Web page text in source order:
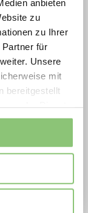
anbieten
zu
zu Ihrer
für
Unsere
mit
bereitgestellt
Torwand
Sutu
Vorteile